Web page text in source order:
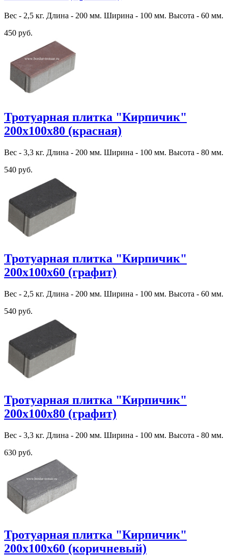
Вес - 2,5 кг. Длина - 200 мм. Ширина - 100 мм. Высота - 60 мм.
450 руб.
Тротуарная плитка "Кирпичик"
200х100х80 (красная)
Вес - 3,3 кг. Длина - 200 мм. Ширина - 100 мм. Высота - 80 мм.
540 руб.
Тротуарная плитка "Кирпичик"
200х100х60 (графит)
Вес - 2,5 кг. Длина - 200 мм. Ширина - 100 мм. Высота - 60 мм.
540 руб.
Тротуарная плитка "Кирпичик"
200х100х80 (графит)
Вес - 3,3 кг. Длина - 200 мм. Ширина - 100 мм. Высота - 80 мм.
630 руб.
Тротуарная плитка "Кирпичик"
200х100х60 (коричневый)